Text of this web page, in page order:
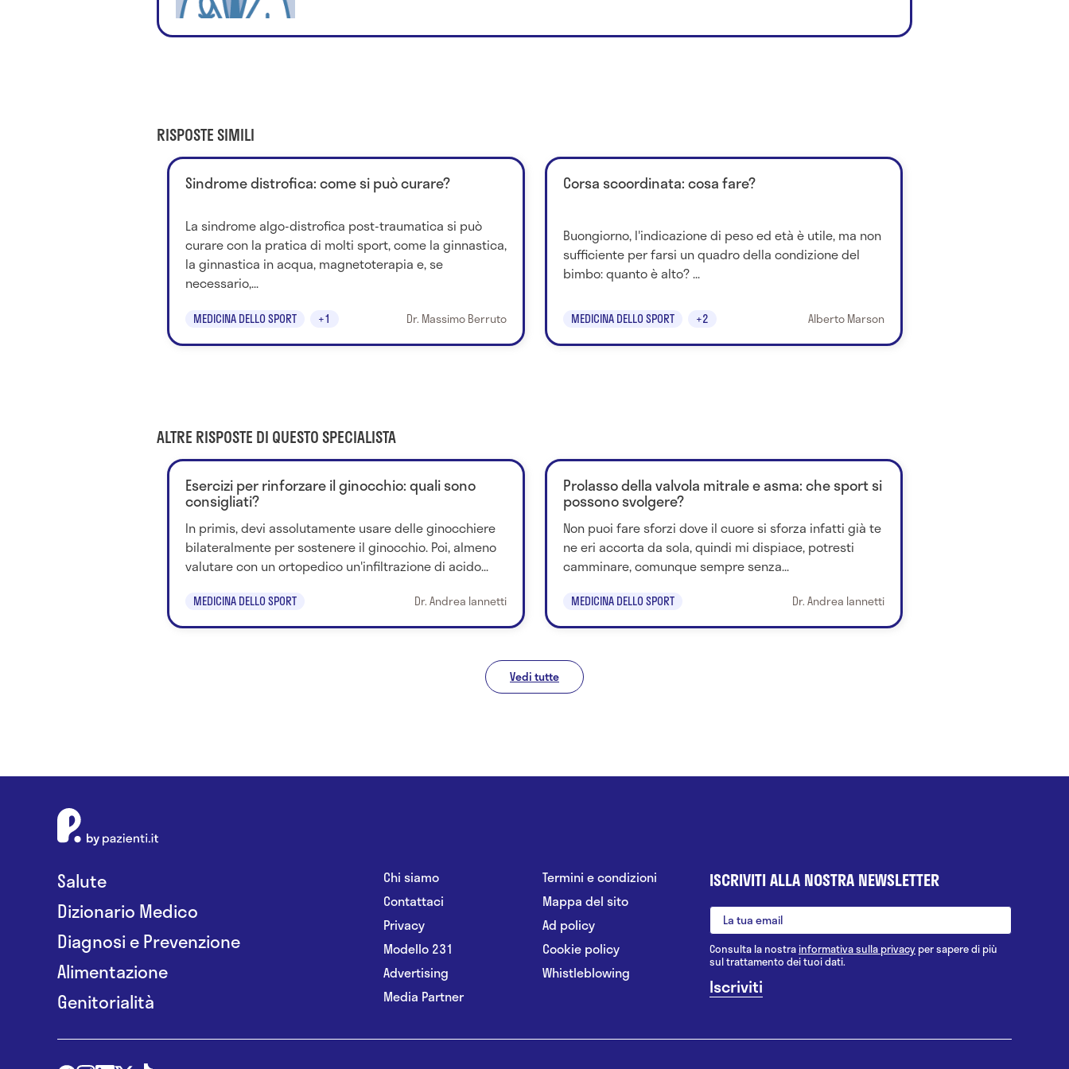
RISPOSTE SIMILI
Sindrome distrofica: come si può curare?
La sindrome algo-distrofica post-traumatica si può
curare con la pratica di molti sport, come la ginnastica,
la ginnastica in acqua, magnetoterapia e, se
necessario,...
MEDICINA DELLO SPORT +1 Dr. Massimo Berruto
Corsa scoordinata: cosa fare?
Buongiorno, l'indicazione di peso ed età è utile, ma non
sufficiente per farsi un quadro della condizione del
bimbo: quanto è alto? ...
MEDICINA DELLO SPORT +2 Alberto Marson
ALTRE RISPOSTE DI QUESTO SPECIALISTA
Esercizi per rinforzare il ginocchio: quali sono
consigliati?
In primis, devi assolutamente usare delle ginocchiere
bilateralmente per sostenere il ginocchio. Poi, almeno
valutare con un ortopedico un'infiltrazione di acido...
MEDICINA DELLO SPORT Dr. Andrea Iannetti
Prolasso della valvola mitrale e asma: che sport si
possono svolgere?
Non puoi fare sforzi dove il cuore si sforza infatti già te
ne eri accorta da sola, quindi mi dispiace, potresti
camminare, comunque sempre senza...
MEDICINA DELLO SPORT Dr. Andrea Iannetti
Vedi tutte
Salute
Dizionario Medico
Diagnosi e Prevenzione
Alimentazione
Genitorialità
Chi siamo
Contattaci
Privacy
Modello 231
Advertising
Media Partner
Termini e condizioni
Mappa del sito
Ad policy
Cookie policy
Whistleblowing
ISCRIVITI ALLA NOSTRA NEWSLETTER
Consulta la nostrainformativa sulla privacy per sapere di più
sul trattamento dei tuoi dati.